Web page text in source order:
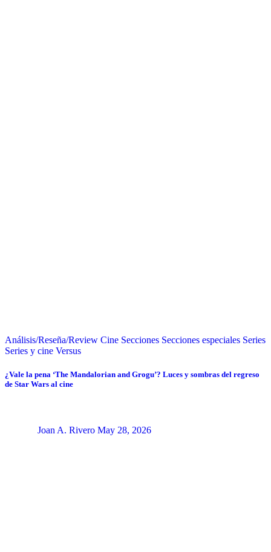
Análisis/Reseña/Review Cine Secciones Secciones especiales Series
Series y cine Versus
¿Vale la pena ‘The Mandalorian and Grogu’? Luces y sombras del regreso
de Star Wars al cine
Joan A. Rivero May 28, 2026